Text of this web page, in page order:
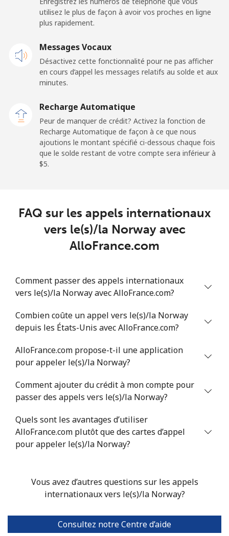
⁦48.9¢⁩ 10 min pour ⁦$5⁩ ⁦11¢⁩
⁦2.6¢⁩
192 min pour
⁦6.9¢⁩
Nicaragua
Ligne fixe ⁦19.5¢⁩ 25 min pour ⁦$5⁩ -
Niger
Ligne fixe ⁦53.9¢⁩ 9 min pour ⁦$5⁩
Nigeria
Ligne fixe ⁦21.5¢⁩ 23 min pour ⁦$5⁩
Niue
All country ⁦205.9¢⁩ 2 min pour ⁦$5⁩
Norfolk Island
All country ⁦200.9¢⁩
All country ⁦73.9¢⁩ 6 min pour ⁦$5⁩
Norway
utilisez le plus de façon à avoir vos proches en ligne
plus rapidement.
Messages Vocaux
Désactivez cette fonctionnalité pour ne pas afficher
en cours d’appel les messages relatifs au solde et aux
minutes.
Recharge Automatique
Peur de manquer de crédit? Activez la fonction de
Recharge Automatique de façon à ce que nous
ajoutions le montant spécifié ci-dessous chaque fois
que le solde restant de votre compte sera inférieur à
⁦$5⁩.
FAQ sur les appels internationaux
vers le(s)/la Norway avec
AlloFrance.com
Comment passer des appels internationaux
vers le(s)/la Norway avec AlloFrance.com?
Combien coûte un appel vers le(s)/la Norway
depuis les États-Unis avec AlloFrance.com?
AlloFrance.com propose-t-il une application
pour appeler le(s)/la Norway?
Comment ajouter du crédit à mon compte pour
passer des appels vers le(s)/la Norway?
Quels sont les avantages d’utiliser
AlloFrance.com plutôt que des cartes d’appel
pour appeler le(s)/la Norway?
Vous avez d’autres questions sur les appels
internationaux vers le(s)/la Norway?
Consultez notre Centre d’aide